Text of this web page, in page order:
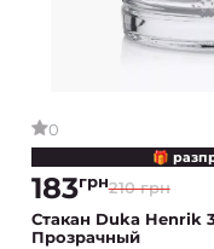
0
🎁
210 грн
183грн
Стакан Duka Henrik
Прозрачный